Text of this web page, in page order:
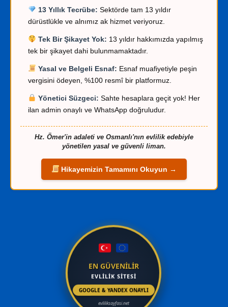
13 Yıllık Tecrübe: Sektörde tam 13 yıldır
dürüstlükle ve alnımız ak hizmet veriyoruz.
Tek Bir Şikayet Yok: 13 yıldır hakkımızda yapılmış
tek bir şikayet dahi bulunmamaktadır.
Yasal ve Belgeli Esnaf: Esnaf muafiyetiyle peşin
vergisini ödeyen, %100 resmî bir platformuz.
Yönetici Süzgeci: Sahte hesaplara geçit yok! Her
ilan admin onaylı ve WhatsApp doğruludur.
Hz. Ömer'in adaleti ve Osmanlı'nın evlilik edebiyle
yönetilen yasal ve güvenli liman.
Hikayemizin Tamamını Okuyun →
EN GÜVENİLİR
EVLİLİK SİTESİ
GOOGLE & YANDEX ONAYLI
evliliksayfasi.net